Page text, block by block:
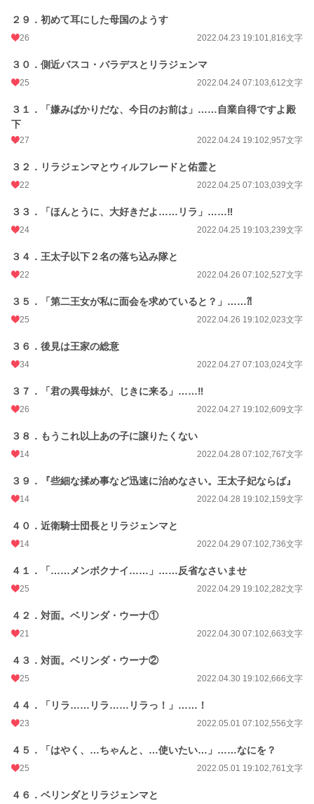
２９．初めて耳にした母国のようす
26 2022.04.23 19:101,816文字
３０．側近バスコ・バラデスとリラジェンマ
25 2022.04.24 07:103,612文字
３１．「嫌みばかりだな、今日のお前は」……自業自得ですよ殿
下
27 2022.04.24 19:102,957文字
３２．リラジェンマとウィルフレードと佑霊と
22 2022.04.25 07:103,039文字
３３．「ほんとうに、大好きだよ……リラ」……‼
24 2022.04.25 19:103,239文字
３４．王太子以下２名の落ち込み隊と
22 2022.04.26 07:102,527文字
３５．「第二王女が私に面会を求めていると？」……⁈
25 2022.04.26 19:102,023文字
３６．後見は王家の総意
34 2022.04.27 07:103,024文字
３７．「君の異母妹が、じきに来る」……‼
26 2022.04.27 19:102,609文字
３８．もうこれ以上あの子に譲りたくない
14 2022.04.28 07:102,767文字
３９．『些細な揉め事など迅速に治めなさい。王太子妃ならば』
14 2022.04.28 19:102,159文字
４０．近衛騎士団長とリラジェンマと
14 2022.04.29 07:102,736文字
４１．「……メンボクナイ……」……反省なさいませ
25 2022.04.29 19:102,282文字
４２．対面。ベリンダ・ウーナ①
21 2022.04.30 07:102,663文字
４３．対面。ベリンダ・ウーナ②
25 2022.04.30 19:102,666文字
４４．「リラ……リラ……リラっ！」……！
23 2022.05.01 07:102,556文字
４５．「はやく、…ちゃんと、…使いたい…」……なにを？
25 2022.05.01 19:102,761文字
４６．ベリンダとリラジェンマと